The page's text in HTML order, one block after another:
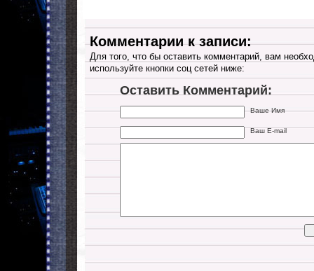
Комментарии к записи:
Для того, что бы оставить комментарий, вам
используйте кнопки соц сетей ниже:
Оставить Комментарий:
Ваше Имя
Ваш E-mail